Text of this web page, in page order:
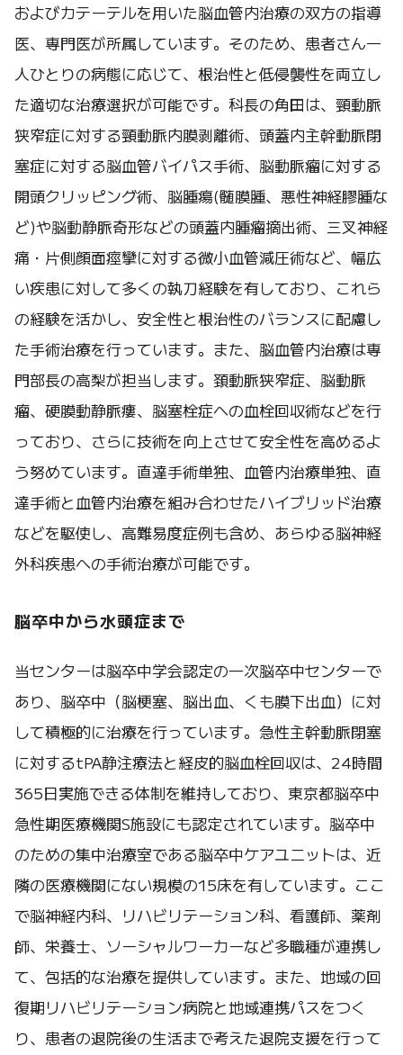
およびカテーテルを用いた脳血管内治療の双方の指導
医、専門医が所属しています。そのため、患者さん一
人ひとりの病態に応じて、根治性と低侵襲性を両立し
た適切な治療選択が可能です。科長の角田は、頸動脈
狭窄症に対する頸動脈内膜剥離術、頭蓋内主幹動脈閉
塞症に対する脳血管バイパス手術、脳動脈瘤に対する
開頭クリッピング術、脳腫瘍(髄膜腫、悪性神経膠腫な
ど)や脳動静脈奇形などの頭蓋内腫瘤摘出術、三叉神経
痛・片側顔面痙攣に対する微小血管減圧術など、幅広
い疾患に対して多くの執刀経験を有しており、これら
の経験を活かし、安全性と根治性のバランスに配慮し
た手術治療を行っています。また、脳血管内治療は専
門部長の高梨が担当します。頚動脈狭窄症、脳動脈
瘤、硬膜動静脈瘻、脳塞栓症への血栓回収術などを行
っており、さらに技術を向上させて安全性を高めるよ
う努めています。直達手術単独、血管内治療単独、直
達手術と血管内治療を組み合わせたハイブリッド治療
などを駆使し、高難易度症例も含め、あらゆる脳神経
外科疾患への手術治療が可能です。
脳卒中から水頭症まで
当センターは脳卒中学会認定の一次脳卒中センターで
あり、脳卒中（脳梗塞、脳出血、くも膜下出血）に対
して積極的に治療を行っています。急性主幹動脈閉塞
に対するtPA静注療法と経皮的脳血栓回収は、24時間
365日実施できる体制を維持しており、東京都脳卒中
急性期医療機関S施設にも認定されています。脳卒中
のための集中治療室である脳卒中ケアユニットは、近
隣の医療機関にない規模の15床を有しています。ここ
で脳神経内科、リハビリテーション科、看護師、薬剤
師、栄養士、ソーシャルワーカーなど多職種が連携し
て、包括的な治療を提供しています。また、地域の回
復期リハビリテーション病院と地域連携パスをつく
り、患者の退院後の生活まで考えた退院支援を行って